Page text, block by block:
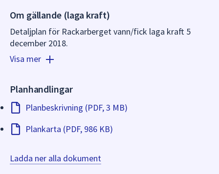
Om gällande (laga kraft)
Detaljplan för Rackarberget vann/fick laga kraft 5
december 2018.
Visa mer
Planhandlingar
Planbeskrivning (PDF, 3 MB)
Plankarta (PDF, 986 KB)
Ladda ner alla dokument